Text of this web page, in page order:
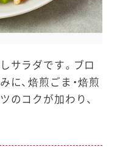
サラダです。ブロ
に、焙煎ごま・焙煎
のコクが加わり、